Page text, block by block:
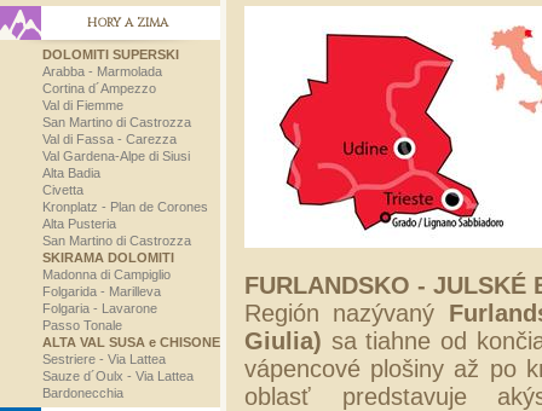
HORY A ZIMA
DOLOMITI SUPERSKI
Arabba - Marmolada
Cortina d´Ampezzo
Val di Fiemme
San Martino di Castrozza
Val di Fassa - Carezza
Val Gardena-Alpe di Siusi
Alta Badia
Civetta
Kronplatz - Plan de Corones
Alta Pusteria
San Martino di Castrozza
SKIRAMA DOLOMITI
Madonna di Campiglio
Folgarida - Marilleva
Folgaria - Lavarone
Passo Tonale
ALTA VAL SUSA e CHISONE
Sestriere - Via Lattea
Sauze d´Oulx - Via Lattea
Bardonecchia
FURLANDSKO - JULSKÉ
Región nazývaný
Giulia) sa tiahne od
vápencové plošiny až po
oblasť predstavuje